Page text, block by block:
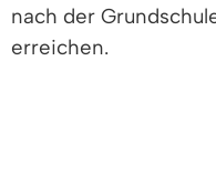
nach der
erreichen.